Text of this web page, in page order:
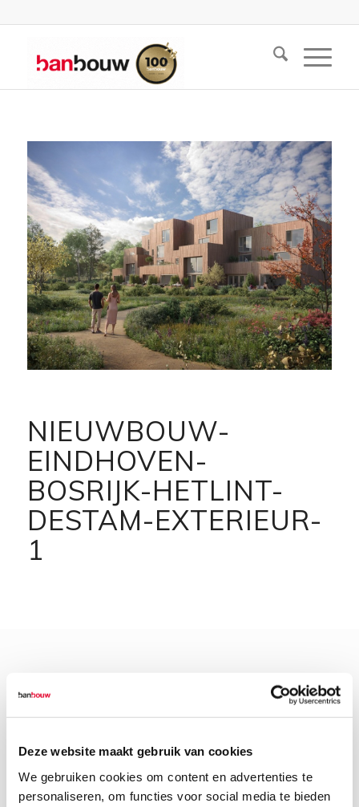
Deze website maakt gebruik van cookies
We gebruiken cookies om content en advertenties te
personaliseren, om functies voor social media te bieden
NIEUWBOUW-
EINDHOVEN-
BOSRIJK-HETLINT-
DESTAM-EXTERIEUR-
1